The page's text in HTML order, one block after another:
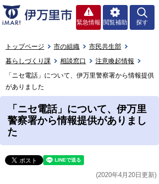
緊急情報 閲覧補助 探す
トップページ 市の組織
市民共生部
暮らしづくり課
相談窓口
注意喚起情報
「ニセ電話」について、伊万里警察署から情報提供
がありました
「ニセ電話」について、伊万里
警察署から情報提供がありまし
た
(2020年4月20日更新)